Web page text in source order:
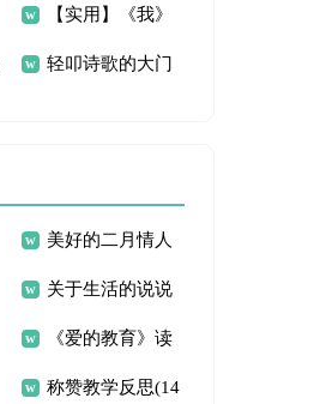
编7篇
文300字4篇
【实用】《我》
初中作文300字四篇
轻叩诗歌的大门
美好的二月情人
节寄语关于生活的说说
(合集15篇)
《爱的教育》读
后感称赞教学反思(14